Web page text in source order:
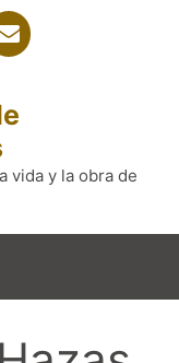
vida y la obra de